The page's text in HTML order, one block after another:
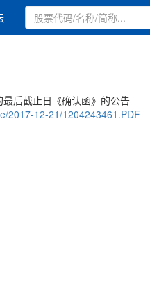
后截止日《确认函》的公告 -
2017-12-21/1204243461.PDF